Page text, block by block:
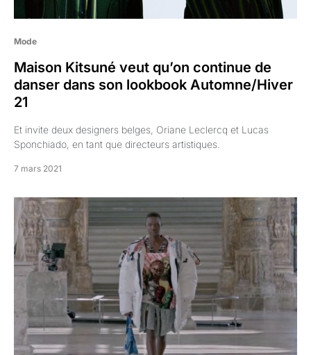
Mode
Maison Kitsuné veut qu’on continue de
danser dans son lookbook Automne/Hiver
21
Et invite deux designers belges, Oriane Leclercq et Lucas
Sponchiado, en tant que directeurs artistiques.
7 mars 2021